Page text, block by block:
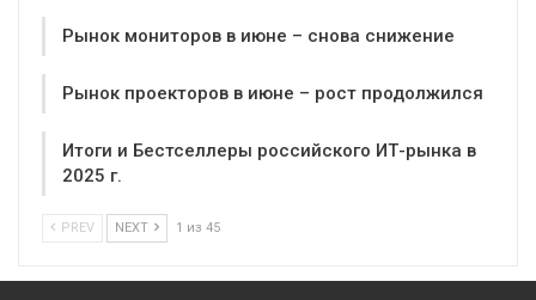
Рынок мониторов в июне – снова снижение
Рынок проекторов в июне – рост продолжился
Итоги и Бестселлеры российского ИТ-рынка в
2025 г.
PREV NEXT 1 из 45